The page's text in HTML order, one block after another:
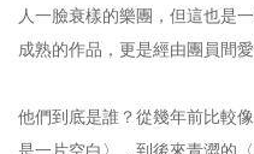
人一臉衰樣的樂團，但這也是
成熟的作品，更是經由團員間
他們到底是誰？從幾年前比較
是一片空白〉，到後來青澀的